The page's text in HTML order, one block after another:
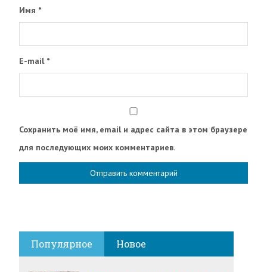
Имя *
E-mail *
Сохранить моё имя, email и адрес сайта в этом браузере
для последующих моих комментариев.
Популярное Новое